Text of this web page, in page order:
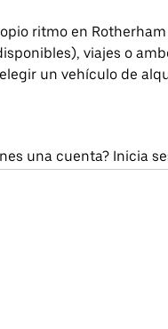
ritmo en
viajes o
un vehículo de
una cuenta? Inicia